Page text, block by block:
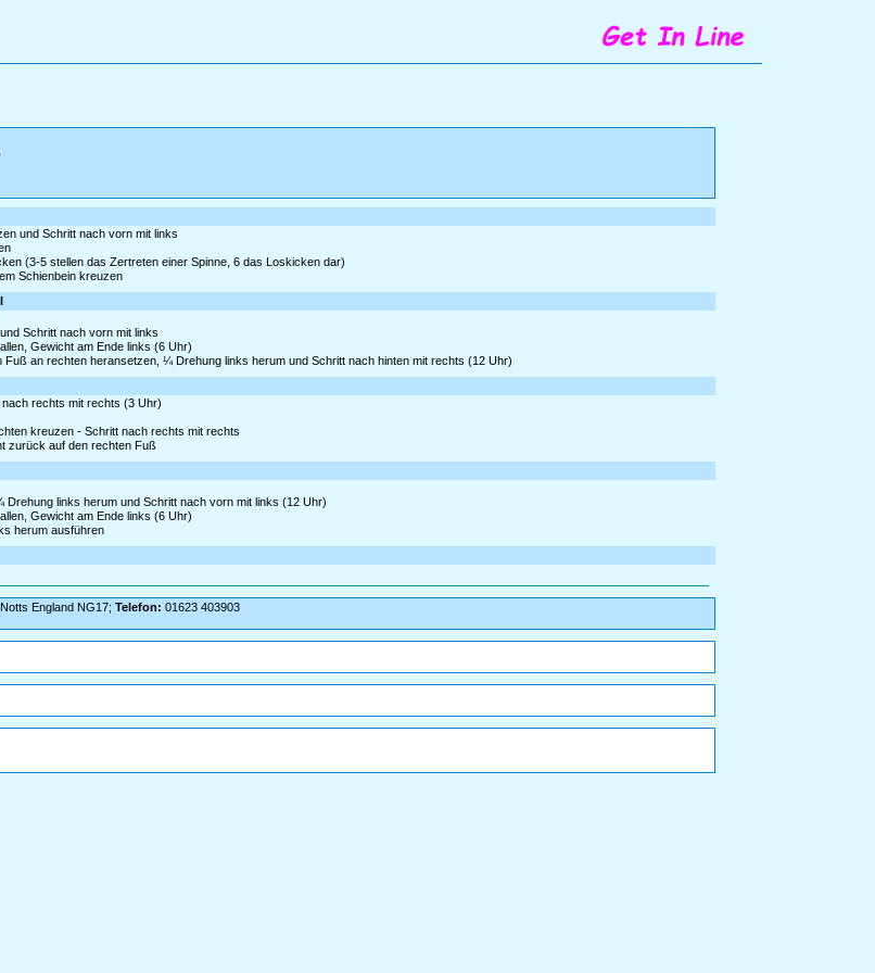
und Schritt nach vorn mit links
(3-5 stellen das Zertreten einer Spinne, 6 das Loskicken dar)
Schienbein kreuzen
Schritt nach vorn mit links
Gewicht am Ende links (6 Uhr)
an rechten heransetzen, ¼ Drehung links herum und Schritt nach hinten mit rechts (12 Uhr)
rechts mit rechts (3 Uhr)
kreuzen - Schritt nach rechts mit rechts
zurück auf den rechten Fuß
links herum und Schritt nach vorn mit links (12 Uhr)
Gewicht am Ende links (6 Uhr)
herum ausführen
England NG17;Telefon: 01623 403903